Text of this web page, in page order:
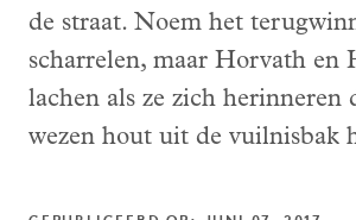
de straat. Noem het
scharrelen, maar Horvath en
lachen als ze zich herinneren
wezen hout uit de vuilnisbak